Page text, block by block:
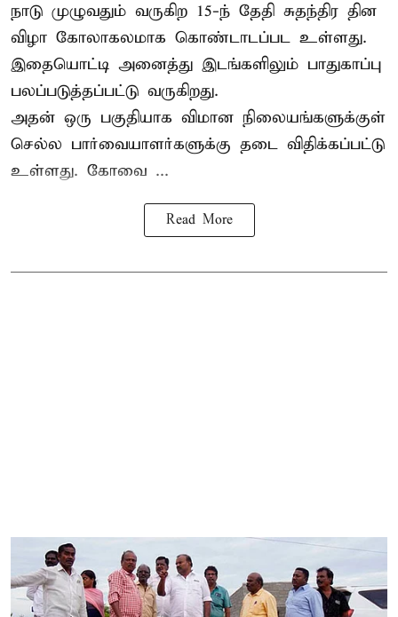
நாடு முழுவதும் வருகிற 15-ந் தேதி சுதந்திர தின
விழா கோலாகலமாக கொண்டாடப்பட உள்ளது.
இதையொட்டி அனைத்து இடங்களிலும் பாதுகாப்பு
பலப்படுத்தப்பட்டு வருகிறது.
அதன் ஒரு பகுதியாக விமான நிலையங்களுக்குள்
செல்ல பார்வையாளர்களுக்கு தடை விதிக்கப்பட்டு
உள்ளது. கோவை ...
Read More